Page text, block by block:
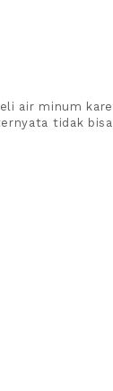
air minum
tidak